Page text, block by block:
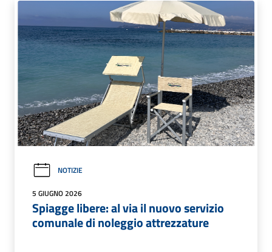
NOTIZIE
5 GIUGNO 2026
Spiagge libere: al via il nuovo servizio
comunale di noleggio attrezzature